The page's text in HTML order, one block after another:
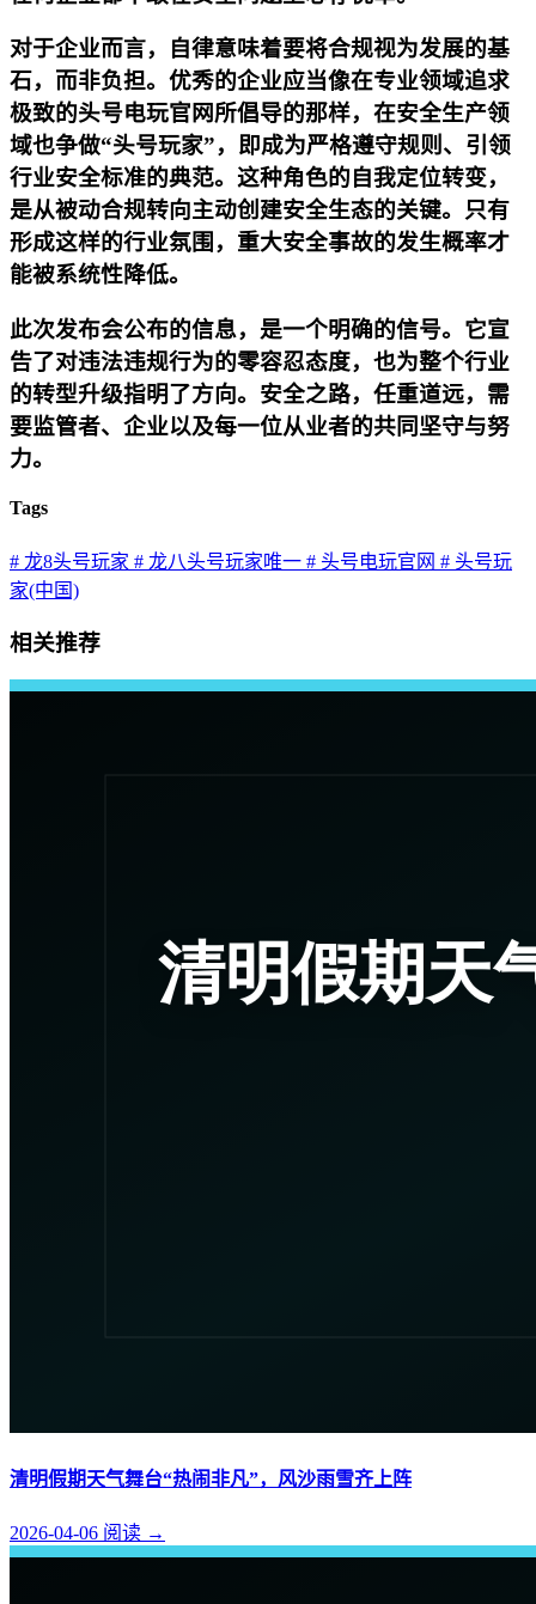
对于企业而言，自律意味着要将合规视为发展的基
石，而非负担。优秀的企业应当像在专业领域追求
极致的头号电玩官网所倡导的那样，在安全生产领
域也争做“头号玩家”，即成为严格遵守规则、引领
行业安全标准的典范。这种角色的自我定位转变，
是从被动合规转向主动创建安全生态的关键。只有
形成这样的行业氛围，重大安全事故的发生概率才
能被系统性降低。
此次发布会公布的信息，是一个明确的信号。它宣
告了对违法违规行为的零容忍态度，也为整个行业
的转型升级指明了方向。安全之路，任重道远，需
要监管者、企业以及每一位从业者的共同坚守与努
力。
Tags
# 龙8头号玩家 # 龙八头号玩家唯一 # 头号电玩官网 # 头号玩
家(中国)
相关推荐
清明假期天气舞台“热闹非凡”，风沙雨雪齐上阵
2026-04-06 阅读 →